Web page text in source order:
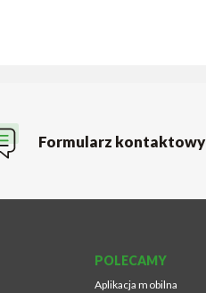
Formularz kontaktowy
POLECAMY
Aplikacja mobilna